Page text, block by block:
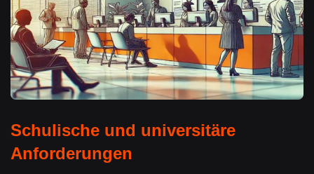
Schulische und universitäre
Anforderungen